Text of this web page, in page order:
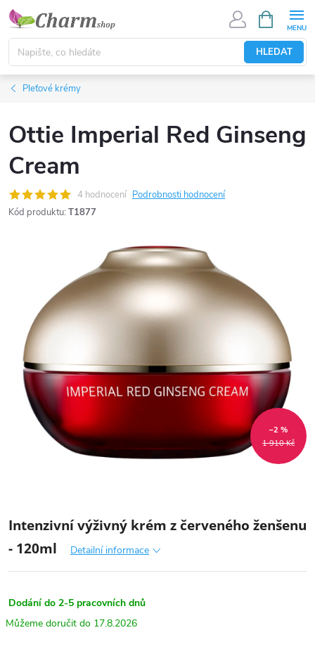
Přejít
obsah
HLEDAT
NÁKUPNÍ
KOŠÍK
Pleťové krémy
Ottie Imperial Red Ginseng
Cream
4 hodnocení Podrobnosti hodnocení
Kód produktu: T1877
1 910 Kč
–2 %
Intenzivní výživný krém z červeného ženšenu
- 120ml
Detailní informace
Dodání do 2-5 pracovních dnů
17.8.2026